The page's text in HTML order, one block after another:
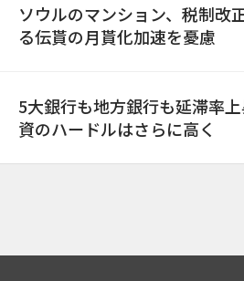
ソウルのマンション、税制改
る伝貰の月貰化加速を憂慮
5大銀行も地方銀行も延滞率
資のハードルはさらに高く